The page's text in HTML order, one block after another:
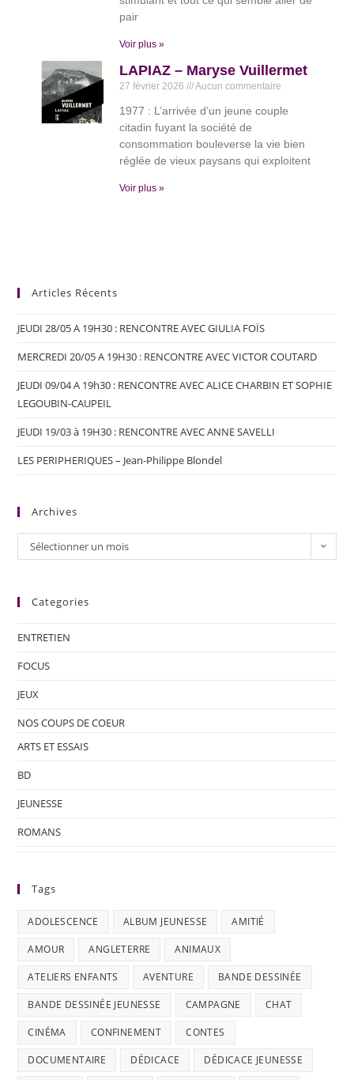
pair
Voir plus »
LAPIAZ – Maryse Vuillermet
27 février 2026 Aucun commentaire
1977 : L’arrivée d’un jeune couple
citadin fuyant la société de
consommation bouleverse la vie bien
réglée de vieux paysans qui exploitent
Voir plus »
Articles Récents
JEUDI 28/05 A 19H30 : RENCONTRE AVEC GIULIA FOÏS
MERCREDI 20/05 A 19H30 : RENCONTRE AVEC VICTOR COUTARD
JEUDI 09/04 A 19h30 : RENCONTRE AVEC ALICE CHARBIN ET SOPHIE
LEGOUBIN-CAUPEIL
JEUDI 19/03 à 19H30 : RENCONTRE AVEC ANNE SAVELLI
LES PERIPHERIQUES – Jean-Philippe Blondel
Archives
Sélectionner un mois
Categories
ENTRETIEN
FOCUS
JEUX
NOS COUPS DE COEUR
ARTS ET ESSAIS
BD
JEUNESSE
ROMANS
Tags
ADOLESCENCE ALBUM JEUNESSE AMITIÉ
AMOUR ANGLETERRE ANIMAUX
ATELIERS ENFANTS AVENTURE BANDE DESSINÉE
BANDE DESSINÉE JEUNESSE CAMPAGNE CHAT
CINÉMA CONFINEMENT CONTES
DOCUMENTAIRE DÉDICACE DÉDICACE JEUNESSE